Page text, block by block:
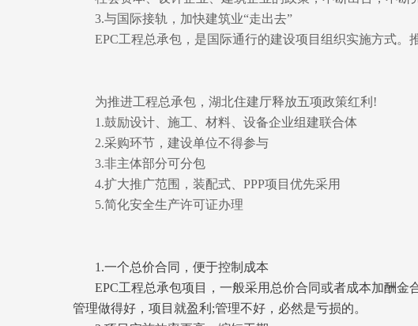
3.与国际接轨，加快建筑业“走出去”
EPC工程总承包，是国际通行的建设项目组织实施方式。
为推进工程总承包，湖北住建厅释放五项政策红利!
1.鼓励设计、施工、材料、设备企业组建联合体
2.采购环节，建设单位不得参与
3.非主体部分可分包
4.扩大推广范围，装配式、PPP项目优先采用
5.简化安全生产许可证办理
1.一个总价合同，便于控制成本
EPC工程总承包项目，一般采用总价合同或者成本加酬
管理做得好，项目就盈利;管理不好，必然是亏损的。